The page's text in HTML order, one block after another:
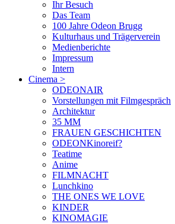
Ihr Besuch
Das Team
100 Jahre Odeon Brugg
Kulturhaus und Trägerverein
Medienberichte
Impressum
Intern
Cinema >
ODEONAIR
Vorstellungen mit Filmgespräch
Architektur
35 MM
FRAUEN GESCHICHTEN
ODEONKinoreif?
Teatime
Anime
FILMNACHT
Lunchkino
THE ONES WE LOVE
KINDER
KINOMAGIE